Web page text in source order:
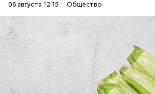
06 августа 12:15 Общество
Ингредиенты:
ЕДА ОВОЩИ РЕЦЕПТЫ